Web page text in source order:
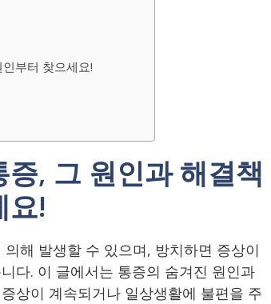
부터 찾으세요!
, 그 원인과 해결책
요!
해 발생할 수 있으며, 방치하면 증상이
다. 이 글에서는 통증의 숨겨진 원인과
상이 계속되거나 일상생활에 불편을 주